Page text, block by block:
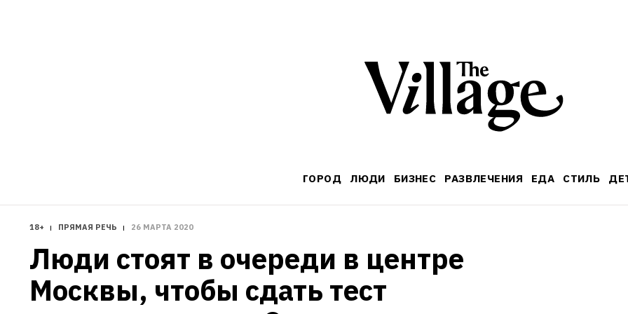
ГОРОД ЛЮДИ БИЗНЕС РАЗВЛЕЧЕНИЯ ЕДА СТИЛЬ
18+ ПРЯМАЯ РЕЧЬ 26 МАРТА 2020
Люди стоят в очереди в центре
Москвы, чтобы сдать тест